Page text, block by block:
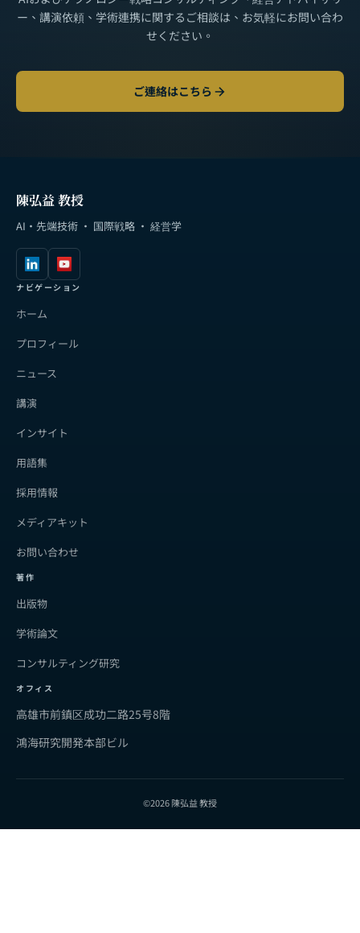
ー、講演依頼、学術連携に関するご相談は、お気軽にお問い合わ
せください。
ご連絡はこちら
陳弘益 教授
AI・先端技術 · 国際戦略 · 経営学
ナビゲーション
ホーム
プロフィール
ニュース
講演
インサイト
用語集
採用情報
メディアキット
お問い合わせ
著作
出版物
学術論文
コンサルティング研究
オフィス
高雄市前鎮区成功二路25号8階
鴻海研究開発本部ビル
©2026 陳弘益 教授